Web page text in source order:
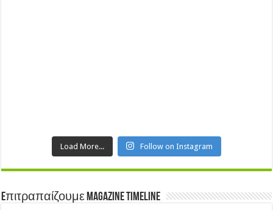
Load More... Follow on Instagram
Eπιτραπαίζουμε Magazine Timeline